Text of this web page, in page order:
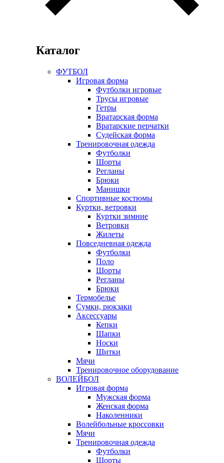
Каталог
ФУТБОЛ
Игровая форма
Футболки игровые
Трусы игровые
Гетры
Вратарская форма
Вратарские перчатки
Судейская форма
Тренировочная одежда
Футболки
Шорты
Регланы
Брюки
Манишки
Спортивные костюмы
Куртки, ветровки
Куртки зимние
Ветровки
Жилеты
Повседневная одежда
Футболки
Поло
Шорты
Регланы
Брюки
Термобелье
Сумки, рюкзаки
Аксессуары
Кепки
Шапки
Носки
Щитки
Мячи
Тренировочное оборудование
ВОЛЕЙБОЛ
Игровая форма
Мужская форма
Женская форма
Наколенники
Волейбольные кроссовки
Мячи
Тренировочная одежда
Футболки
Шорты